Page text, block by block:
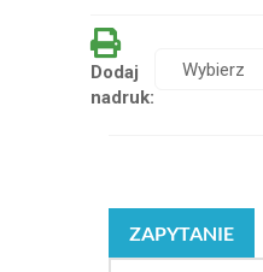
Dodaj
nadruk:
ZAPYTANIE